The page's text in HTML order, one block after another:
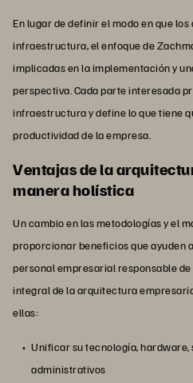
En lugar de definir el modo en que
infraestructura, el enfoque de
implicadas en la implementación y
perspectiva. Cada parte interesada
infraestructura y define lo que tiene
productividad de la empresa.
Ventajas de la
manera holística
Un cambio en las metodologías y el
proporcionar beneficios que ayuden
personal empresarial responsable
integral de la arquitectura
ellas:
Unificar su tecnología,
administrativos